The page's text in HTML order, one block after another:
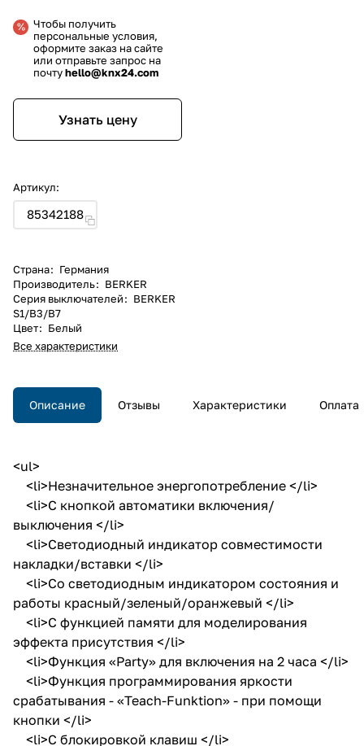
Чтобы получить
персональные условия,
оформите заказ на сайте
или отправьте запрос на
почтуhello@knx24.com
Узнать цену
Артикул:
85342188
Страна: Германия
Производитель: BERKER
Серия выключателей: BERKER
S1/B3/B7
Цвет: Белый
Все характеристики
Описание Отзывы Характеристики Оплата
<ul>
<li>Незначительное энергопотребление </li>
<li>С кнопкой автоматики включения/
выключения </li>
<li>Светодиодный индикатор совместимости
накладки/вставки </li>
<li>Со светодиодным индикатором состояния и
работы красный/зеленый/оранжевый </li>
<li>С функцией памяти для моделирования
эффекта присутствия </li>
<li>Функция «Party» для включения на 2 часа </li>
<li>Функция программирования яркости
срабатывания - «Teach-Funktion» - при помощи
кнопки </li>
<li>С блокировкой клавиш </li>